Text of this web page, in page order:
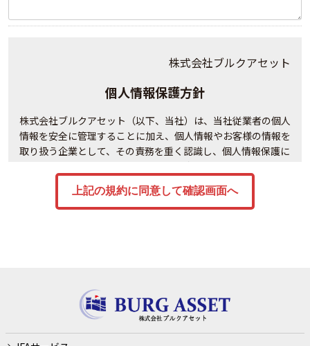
株式会社ブルクアセット
個人情報保護方針
株式会社ブルクアセット（以下、当社）は、当社従業者の個人
情報を安全に管理することに加え、個人情報やお客様の情報を
取り扱う企業として、その責務を重く認識し、個人情報保護に
関する法令及び社会秩序を遵守の上、次の通り個人情報保護方
針を定め、当社の全役員及び全従業員は個人情報の適正な保護
に努めます。
講演会、セミナー等の開催
金融商品仲介業務、生命保険募集業務、法律によりＦＰ事
務所が営むことのできる業務およびこれらに付随する業務